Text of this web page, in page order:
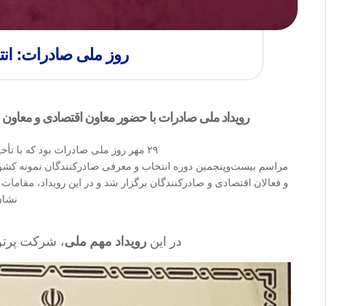
روز ملی صادرات:
رویداد ملی صادرات با حضور معاون اقتصادی و
۲۹ مهر روز ملی صادرات بود که با تأخیر حدود ۵۰ روزه به علت شیوع ویروس کرونا، روز ۲۲ آذر با حضور صادرکنندگان برگزار شد.
مراسم بیست‌و‌پنجمین دوره انتخاب و معرفی صادرکنندگان نمونه
و فعالان اقتصادی و صادرکنندگان برگزار شد و در این رویداد،
در این رویداد مهم ملی، شرکت